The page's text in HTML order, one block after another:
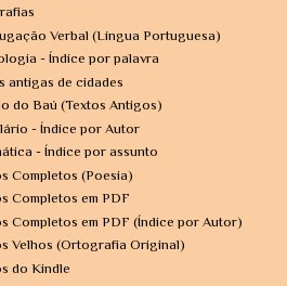
Verbal (Língua Portuguesa)
- Índice por palavra
antigas de cidades
do Baú (Textos Antigos)
- Índice por Autor
- Índice por assunto
Completos (Poesia)
Completos em PDF
Completos em PDF (Índice por Autor)
Velhos (Ortografia Original)
do Kindle